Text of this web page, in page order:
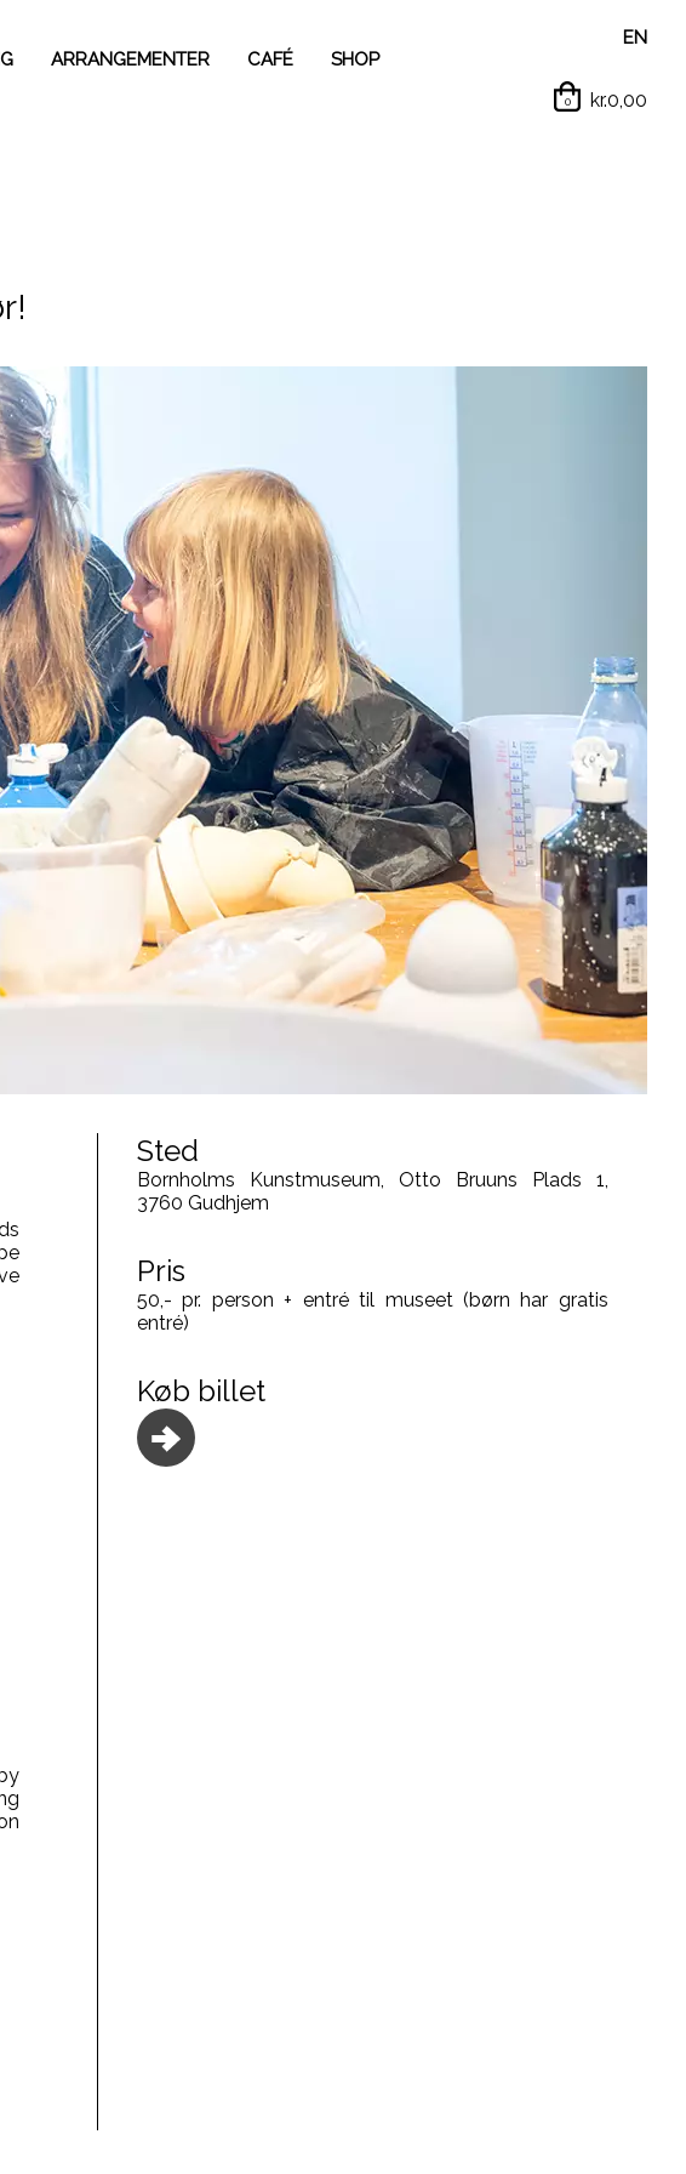
ARRANGEMENTER CAFÉ SHOP
EN
0 kr.0,00
Sted
Bornholms Kunstmuseum, Otto Bruuns Plads 1,
3760 Gudhjem
Pris
50,- pr. person + entré til museet (børn har gratis
entré)
Køb billet